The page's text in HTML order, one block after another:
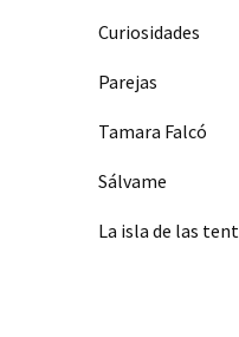
Curiosidades
Parejas
Tamara Falcó
Sálvame
La isla de las